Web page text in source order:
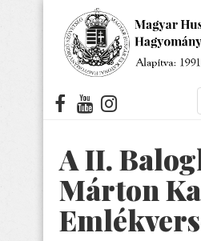
A II.
Márton